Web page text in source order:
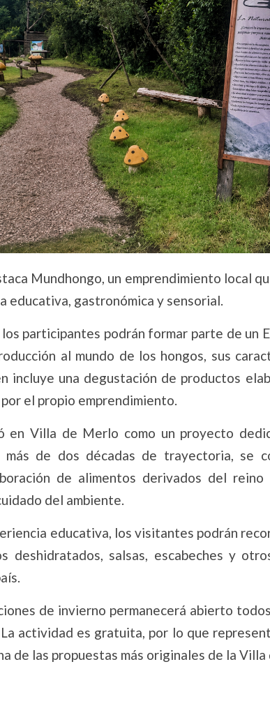
Mundhongo, un emprendimiento local
educativa, gastronómica y sensorial.
participantes podrán formar parte de un
al mundo de los hongos, sus
incluye una degustación de productos
el propio emprendimiento.
en Villa de Merlo como un proyecto
más de dos décadas de trayectoria, se
de alimentos derivados del reino
del ambiente.
educativa, los visitantes podrán
deshidratados, salsas, escabeches y
de invierno permanecerá abierto
actividad es gratuita, por lo que
de las propuestas más originales de la Villa